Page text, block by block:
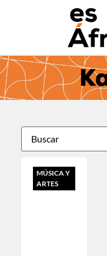
MÚSICA Y
ARTES